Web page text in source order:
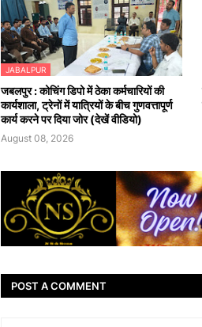
JABALPUR
जबलपुर : कोचिंग डिपो में ठेका कर्मचारियों की
कार्यशाला, ट्रेनों में यात्रियों के बीच गुणवत्तापूर्ण
कार्य करने पर दिया जोर (देखें वीडियो)
August 08, 2026
POST A COMMENT